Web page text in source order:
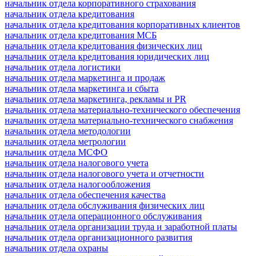
начальник отдела корпоративного страхования
начальник отдела кредитования
начальник отдела кредитования корпоративных клиентов
начальник отдела кредитования МСБ
начальник отдела кредитования физических лиц
начальник отдела кредитования юридических лиц
начальник отдела логистики
начальник отдела маркетинга и продаж
начальник отдела маркетинга и сбыта
начальник отдела маркетинга, рекламы и PR
начальник отдела материально-технического обеспечения
начальник отдела материально-технического снабжения
начальник отдела методологии
начальник отдела метрологии
начальник отдела МСФО
начальник отдела налогового учета
начальник отдела налогового учета и отчетности
начальник отдела налогообложения
начальник отдела обеспечения качества
начальник отдела обслуживания физических лиц
начальник отдела операционного обслуживания
начальник отдела организации труда и заработной платы
начальник отдела организационного развития
начальник отдела охраны